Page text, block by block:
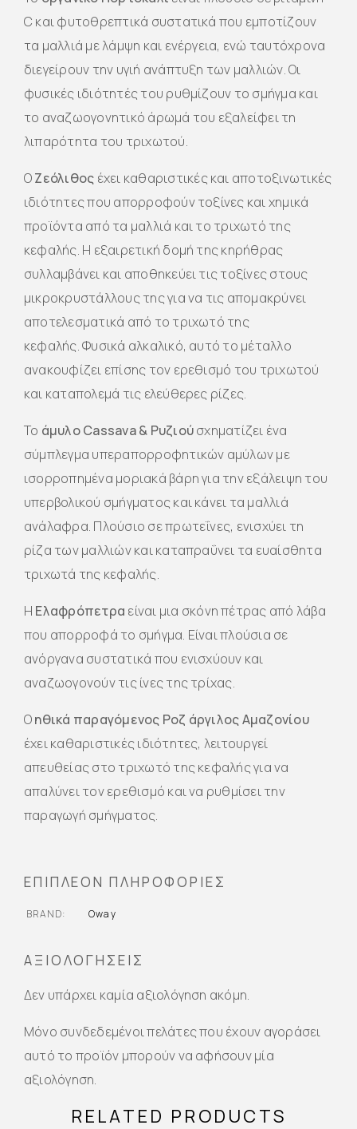
C και φυτοθρεπτικά συστατικά που εμποτίζουν
τα μαλλιά με λάμψη και ενέργεια, ενώ ταυτόχρονα
διεγείρουν την υγιή ανάπτυξη των μαλλιών. Οι
φυσικές ιδιότητές του ρυθμίζουν το σμήγμα και
το αναζωογονητικό άρωμά του εξαλείφει τη
λιπαρότητα του τριχωτού.
ΟΖεόλιθος έχει καθαριστικές και αποτοξινωτικές
ιδιότητες που απορροφούν τοξίνες και χημικά
προϊόντα από τα μαλλιά και το τριχωτό της
κεφαλής. Η εξαιρετική δομή της κηρήθρας
συλλαμβάνει και αποθηκεύει τις τοξίνες στους
μικροκρυστάλλους της για να τις απομακρύνει
αποτελεσματικά από το τριχωτό της
κεφαλής. Φυσικά αλκαλικό, αυτό το μέταλλο
ανακουφίζει επίσης τον ερεθισμό του τριχωτού
και καταπολεμά τις ελεύθερες ρίζες.
Το άμυλο Cassava & Ρυζιούσχηματίζει ένα
σύμπλεγμα υπεραπορροφητικών αμύλων με
ισορροπημένα μοριακά βάρη για την εξάλειψη του
υπερβολικού σμήγματος και κάνει τα μαλλιά
ανάλαφρα. Πλούσιο σε πρωτεΐνες, ενισχύει τη
ρίζα των μαλλιών και καταπραΰνει τα ευαίσθητα
τριχωτά της κεφαλής.
Η Ελαφρόπετρα είναι μια σκόνη πέτρας από λάβα
που απορροφά το σμήγμα. Είναι πλούσια σε
ανόργανα συστατικά που ενισχύουν και
αναζωογονούν τις ίνες της τρίχας.
Οηθικά παραγόμενος Ροζ άργιλος Αμαζονίου
έχει καθαριστικές ιδιότητες, λειτουργεί
απευθείας στο τριχωτό της κεφαλής για να
απαλύνει τον ερεθισμό και να ρυθμίσει την
παραγωγή σμήγματος.
ΕΠΙΠΛΈΟΝ ΠΛΗΡΟΦΟΡΊΕΣ
BRAND Oway
ΑΞΙΟΛΟΓΉΣΕΙΣ
Δεν υπάρχει καμία αξιολόγηση ακόμη.
Μόνο συνδεδεμένοι πελάτες που έχουν αγοράσει
αυτό το προϊόν μπορούν να αφήσουν μία
αξιολόγηση.
RELATED PRODUCTS